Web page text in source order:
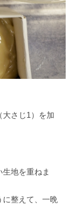
大さじ1）を加
地を重ねま
に整えて、一晩